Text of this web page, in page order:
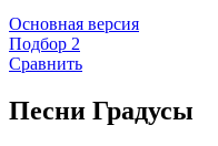
Основная версия
Подбор 2
Сравнить
Песни Градусы